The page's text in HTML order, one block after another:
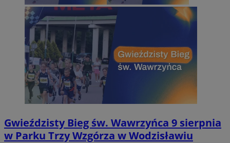
Gwieździsty Bieg św. Wawrzyńca 9 sierpnia
w Parku Trzy Wzgórza w Wodzisławiu